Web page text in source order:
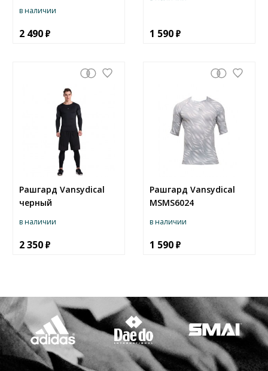
в наличии
2 490 1 590
Рашгард Vansydical
черный
в наличии
2 350
Рашгард Vansydical
MSMS6024
в наличии
1 590